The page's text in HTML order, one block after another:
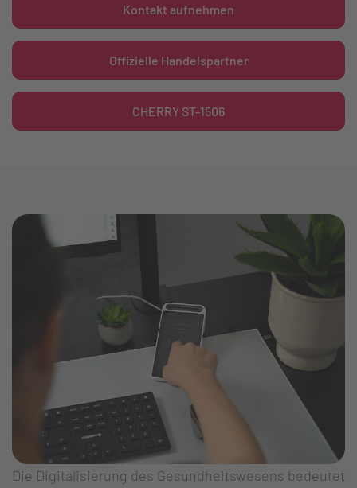
Kontakt aufnehmen
Offizielle Handelspartner
CHERRY ST-1506
Die Digitalisierung des Gesundheitswesens bedeutet